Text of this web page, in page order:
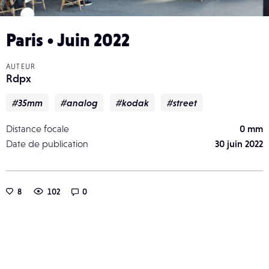
Paris • Juin 2022
AUTEUR
Rdpx
#35mm #analog #kodak #street
Distance focale
0 mm
Date de publication
30 juin 2022
8 102 0